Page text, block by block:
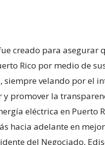
creado para
Rico por medio de
velando por el
promover la
eléctrica en Puerto
hacia adelante en
del Negociado,